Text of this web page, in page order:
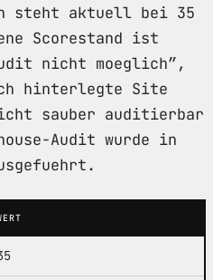
steht aktuell bei 35
Scorestand ist
nicht moeglich”,
hinterlegte Site
sauber auditierbar
Audit wurde in